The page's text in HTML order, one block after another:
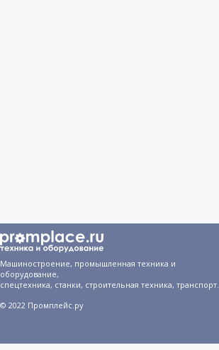
Машиностроение, промышленная техника и
оборудование,
спецтехника, станки, строительная техника, транспорт.
© 2022 Промплейс.ру